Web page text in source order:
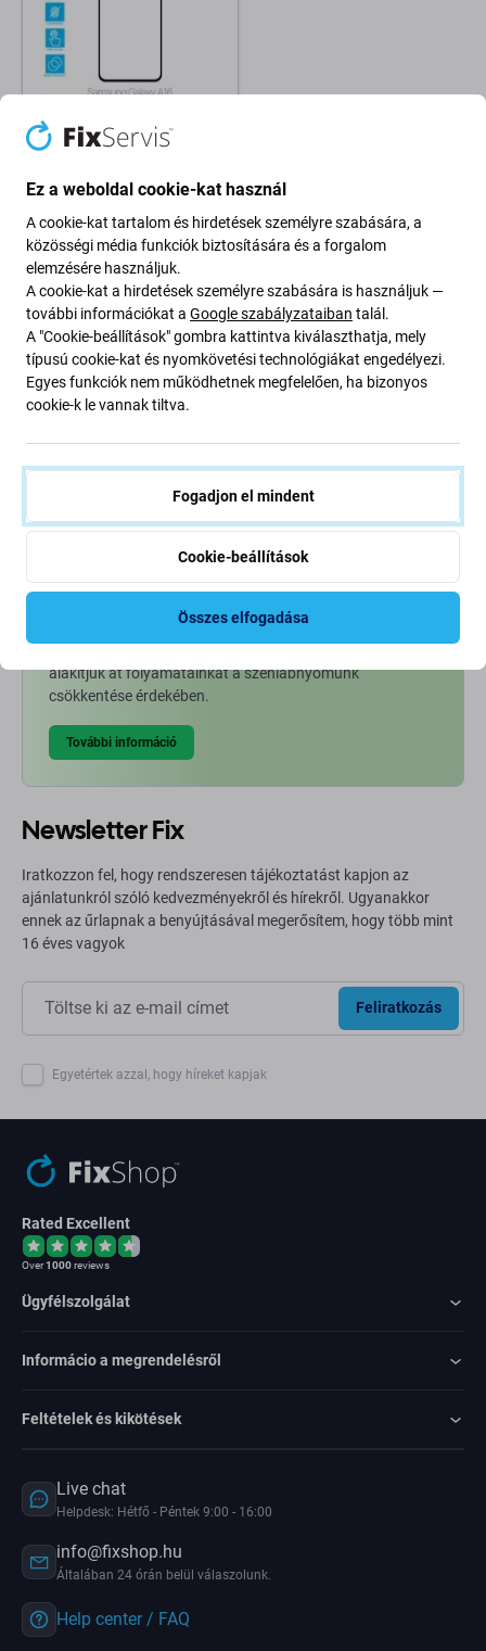
FixPremium
FixPremium FullCover Glass -
A16
1 200 Ft 2 400 Ft
RAKTÁRON 10+ db
Going Green
Bolygónk védelme érdekében folyamatosan javítjuk szén-
alakítjuk át folyamatainkat a szénlábnyomunk
csökkentése érdekében.
További információ
Newsletter Fix
Iratkozzon fel, hogy rendszeresen tájékoztatást kapjon az
ajánlatunkról szóló kedvezményekről és hírekről. Ugyanakkor
ennek az űrlapnak a benyújtásával megerősítem, hogy több mint
16 éves vagyok
Feliratkozás
Egyetértek azzal, hogy híreket kapjak
Rated Excellent
Over1000reviews
Ügyfélszolgálat
Informácio a megrendelésről
Feltételek és kikötések
Live chat
Helpdesk: Hétfő - Péntek 9:00 - 16:00
info@fixshop.hu
Általában 24 órán belül válaszolunk.
Help center / FAQ
Ez a weboldal cookie-kat használ
A cookie-kat tartalom és hirdetések személyre szabására, a
közösségi média funkciók biztosítására és a forgalom
elemzésére használjuk.
A cookie-kat a hirdetések személyre szabására is használjuk —
további információkat a Google szabályzataiban talál.
A "Cookie-beállítások" gombra kattintva kiválaszthatja, mely
típusú cookie-kat és nyomkövetési technológiákat engedélyezi.
Egyes funkciók nem működhetnek megfelelően, ha bizonyos
cookie-k le vannak tiltva.
Fogadjon el mindent
Cookie-beállítások
Összes elfogadása